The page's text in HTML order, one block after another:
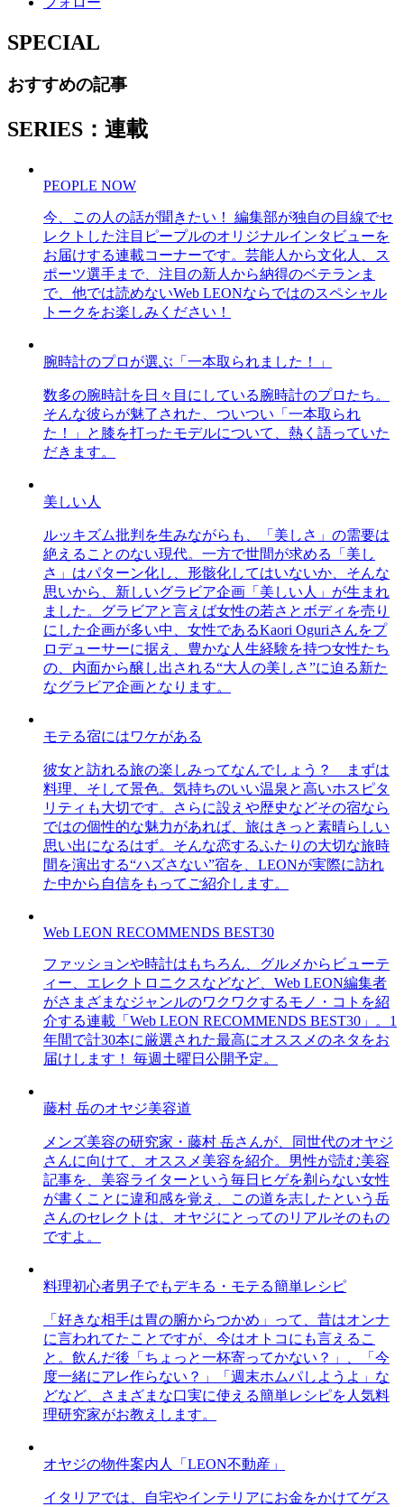
SPECIAL
おすすめの記事
SERIES：連載
PEOPLE NOW
今、この人の話が聞きたい！ 編集部が独自の目線でセ
レクトした注目ピープルのオリジナルインタビューを
お届けする連載コーナーです。芸能人から文化人、ス
ポーツ選手まで、注目の新人から納得のベテランま
で、他では読めないWeb LEONならではのスペシャル
トークをお楽しみください！
腕時計のプロが選ぶ「一本取られました！」
数多の腕時計を日々目にしている腕時計のプロたち。
そんな彼らが魅了された、ついつい「一本取られ
た！」と膝を打ったモデルについて、熱く語っていた
だきます。
美しい人
ルッキズム批判を生みながらも、「美しさ」の需要は
絶えることのない現代。一方で世間が求める「美し
さ」はパターン化し、形骸化してはいないか、そんな
思いから、新しいグラビア企画「美しい人」が生まれ
ました。グラビアと言えば女性の若さとボディを売り
にした企画が多い中、女性であるKaori Oguriさんをプ
ロデューサーに据え、豊かな人生経験を持つ女性たち
の、内面から醸し出される“大人の美しさ”に迫る新た
なグラビア企画となります。
モテる宿にはワケがある
彼女と訪れる旅の楽しみってなんでしょう？ まずは
料理、そして景色。気持ちのいい温泉と高いホスピタ
リティも大切です。さらに設えや歴史などその宿なら
ではの個性的な魅力があれば、旅はきっと素晴らしい
思い出になるはず。そんな恋するふたりの大切な旅時
間を演出する“ハズさない”宿を、LEONが実際に訪れ
た中から自信をもってご紹介します。
Web LEON RECOMMENDS BEST30
ファッションや時計はもちろん、グルメからビューテ
ィー、エレクトロニクスなどなど、Web LEON編集者
がさまざまなジャンルのワクワクするモノ・コトを紹
介する連載「Web LEON RECOMMENDS BEST30」。1
年間で計30本に厳選された最高にオススメのネタをお
届けします！ 毎週土曜日公開予定。
藤村 岳のオヤジ美容道
メンズ美容の研究家・藤村 岳さんが、同世代のオヤジ
さんに向けて、オススメ美容を紹介。男性が読む美容
記事を、美容ライターという毎日ヒゲを剃らない女性
が書くことに違和感を覚え、この道を志したという岳
さんのセレクトは、オヤジにとってのリアルそのもの
ですよ。
料理初心者男子でもデキる・モテる簡単レシピ
「好きな相手は胃の腑からつかめ」って、昔はオンナ
に言われてたことですが、今はオトコにも言えるこ
と。飲んだ後「ちょっと一杯寄ってかない？」、「今
度一緒にアレ作らない？」「週末ホムパしようよ」な
どなど、さまざまな口実に使える簡単レシピを人気料
理研究家がお教えします。
オヤジの物件案内人「LEON不動産」
イタリアでは、自宅やインテリアにお金をかけてゲス